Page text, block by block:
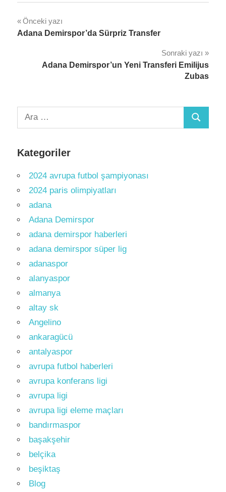
Yazı
Önceki yazı
Adana Demirspor’da Sürpriz Transfer
Sonraki yazı
Adana Demirspor’un Yeni Transferi Emilijus
Zubas
Arama:
Ara
Kategoriler
2024 avrupa futbol şampiyonası
2024 paris olimpiyatları
adana
Adana Demirspor
adana demirspor haberleri
adana demirspor süper lig
adanaspor
alanyaspor
almanya
altay sk
Angelino
ankaragücü
antalyaspor
avrupa futbol haberleri
avrupa konferans ligi
avrupa ligi
avrupa ligi eleme maçları
bandırmaspor
başakşehir
belçika
beşiktaş
Blog